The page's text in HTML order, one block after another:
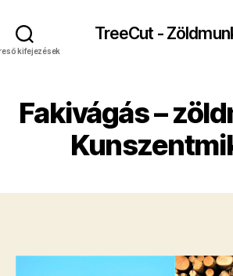
kifejezések
TreeCut -
Fakivágás –